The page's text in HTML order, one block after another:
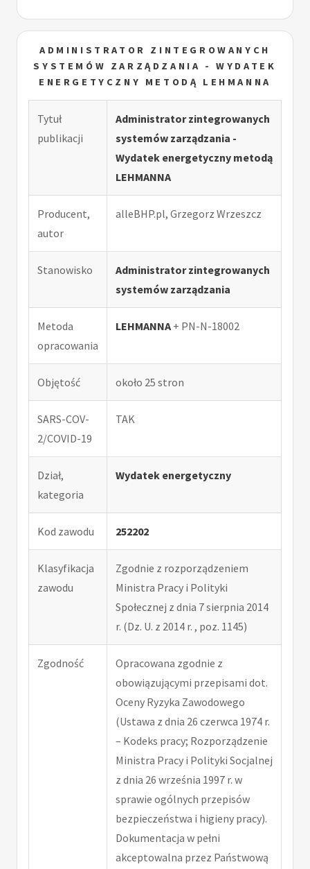
ADMINISTRATOR ZINTEGROWANYCH
SYSTEMÓW ZARZĄDZANIA - WYDATEK
ENERGETYCZNY METODĄ LEHMANNA
Tytuł
publikacji
Administrator zintegrowanych
systemów zarządzania -
Wydatek energetyczny metodą
LEHMANNA
Producent,
autor
alleBHP.pl, Grzegorz Wrzeszcz
Stanowisko
Administrator zintegrowanych
systemów zarządzania
Metoda
opracowania
LEHMANNA + PN-N-18002
Objętość około 25 stron
SARS-COV-
2/COVID-19
TAK
Dział,
kategoria
Wydatek energetyczny
Kod zawodu 252202
Klasyfikacja
zawodu
Zgodnie z rozporządzeniem
Ministra Pracy i Polityki
Społecznej z dnia 7 sierpnia 2014
r. (Dz. U. z 2014 r. , poz. 1145)
Zgodność
Opracowana zgodnie z
obowiązującymi przepisami dot.
Oceny Ryzyka Zawodowego
(Ustawa z dnia 26 czerwca 1974 r.
– Kodeks pracy; Rozporządzenie
Ministra Pracy i Polityki Socjalnej
z dnia 26 września 1997 r. w
sprawie ogólnych przepisów
bezpieczeństwa i higieny pracy).
Dokumentacja w pełni
akceptowalna przez Państwową